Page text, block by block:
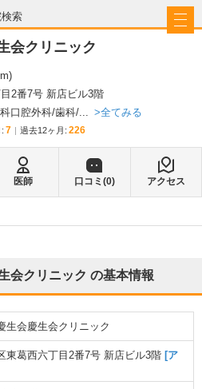
索
会クリニック
)
2番7号 新店ビル3階
口腔外科 歯科 ... 全てみる
: 7 過去12ヶ月: 226
医師 口コミ(0) アクセス
会クリニック の基本情報
生会慶生会クリニック
東葛西六丁目2番7号 新店ビル3階 [ア